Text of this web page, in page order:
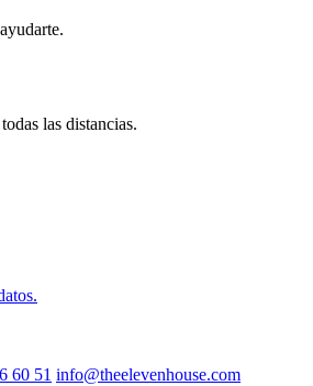
las distancias.
60 51 info@theelevenhouse.com